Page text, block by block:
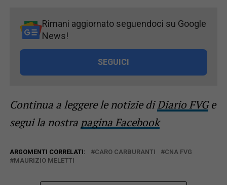
Rimani aggiornato seguendoci su Google
News!
SEGUICI
Continua a leggere le notizie diDiario FVGe
segui la nostra pagina Facebook
ARGOMENTI CORRELATI: CARO CARBURANTI
CNA FVG
MAURIZIO MELETTI